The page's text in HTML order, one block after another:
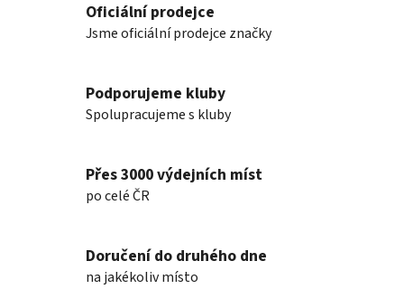
Oficiální prodejce
Jsme oficiální prodejce značky
Podporujeme kluby
Spolupracujeme s kluby
Přes 3000 výdejních míst
po celé ČR
Doručení do druhého dne
na jakékoliv místo